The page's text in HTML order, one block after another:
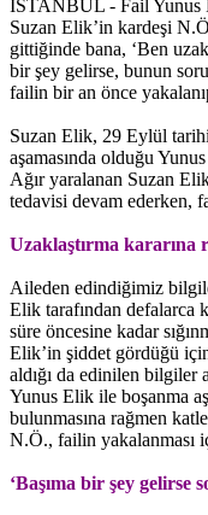
İSTANBUL - Fail Yunus
Suzan Elik’in kardeşi
gittiğinde bana, ‘Ben
bir şey gelirse, bunun
failin bir an önce
Suzan Elik, 29 Eylül
aşamasında olduğu
Ağır yaralanan Suzan
tedavisi devam ederken,
Uzaklaştırma kararına
Aileden edindiğimiz
Elik tarafından defalarca
süre öncesine kadar
Elik’in şiddet gördüğü
aldığı da edinilen bilgiler
Yunus Elik ile boşanma
bulunmasına rağmen
N.Ö., failin yakalanması
‘Başıma bir şey gelirse